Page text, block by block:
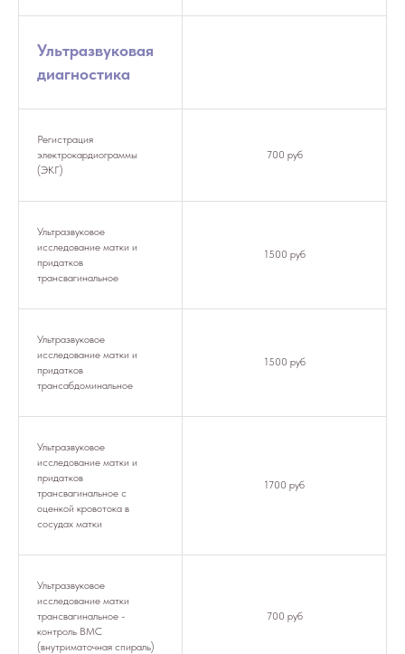
Ультразвуковая
диагностика
Регистрация
электрокардиограммы
(ЭКГ)
700 руб
Ультразвуковое
исследование матки и
придатков
трансвагинальное
1500 руб
Ультразвуковое
исследование матки и
придатков
трансабдоминальное
1500 руб
Ультразвуковое
исследование матки и
придатков
трансвагинальное с
оценкой кровотока в
сосудах матки
1700 руб
Ультразвуковое
исследование матки
трансвагинальное -
контроль ВМС
(внутриматочная спираль)
700 руб